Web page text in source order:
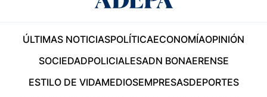
ÚLTIMAS NOTICIASPOLÍTICAECONOMÍAOPINIÓN
SOCIEDADPOLICIALESADN BONAERENSE
ESTILO DE VIDAMEDIOSEMPRESASDEPORTES